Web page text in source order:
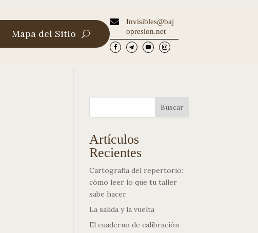
Mapa del Sitio

Invisibles@baj
opresion.net
Buscar
Artículos
Recientes
Cartografía del repertorio:
cómo leer lo que tu taller
sabe hacer
La salida y la vuelta
El cuaderno de calibración